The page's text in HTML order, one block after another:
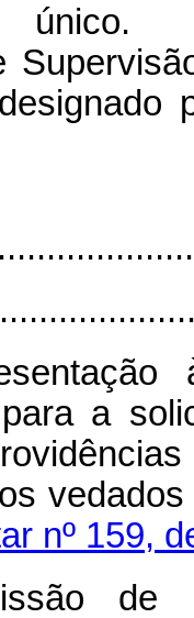
único.
a
nº 159,
de